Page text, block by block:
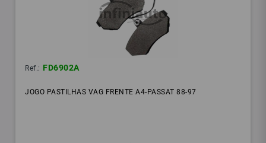
Ref.: FD6902A
JOGO PASTILHAS VAG FRENTE A4-PASSAT 88-97